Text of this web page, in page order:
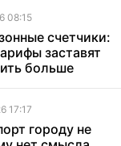
08:15
счетчики:
заставят
больше
17:17
городу не